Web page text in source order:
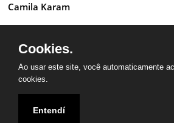
Camila Karam
Desenvolvido por Anderson Luiz
Cookies.
Ao usar este site, você automaticamente
cookies.
Entendí